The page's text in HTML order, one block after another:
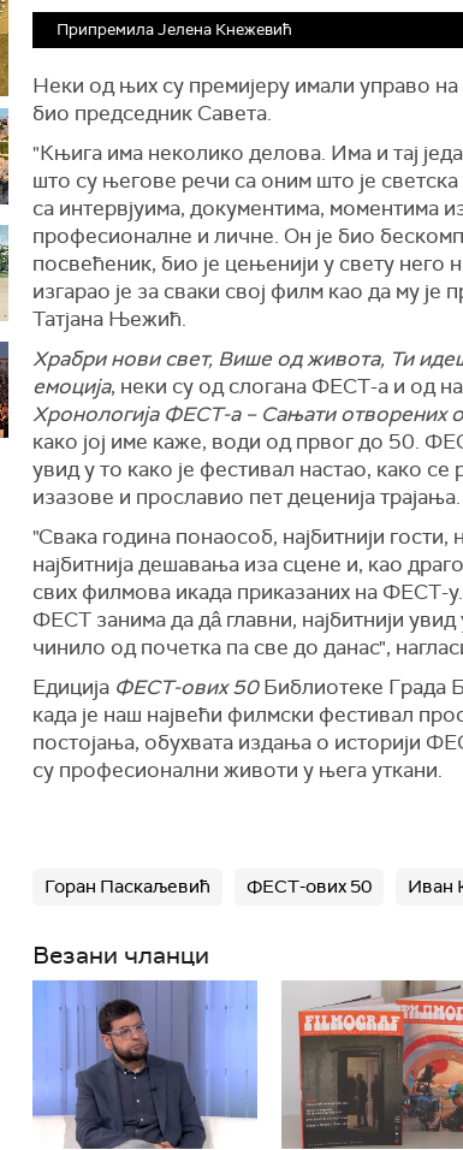
Припремила Јелена Кнежевић
Неки од њих су премијеру имали управо
био председник Савета.
"Књига има неколико делова. Има и тај
што су његове речи са оним што је
са интервјуима, документима, моментима
професионалне и личне. Он је био
посвећеник, био је цењенији у свету
изгарао је за сваки свој филм као да му је
Татјана Њежић.
Храбри нови свет, Више од живота, Ти
емоција, неки су од слогана ФЕСТ-а и од
Хронологија ФЕСТ-а – Сањати отворених
како јој име каже, води од првог до 50.
увид у то како је фестивал настао, како се
изазове и прославио пет деценија трајања.
"Свака година понаособ, најбитнији гости,
најбитнија дешавања иза сцене и, као
свих филмова икада приказаних на ФЕСТ-
ФЕСТ занима да дâ главни, најбитнији
чинило од почетка па све до данас",
Едиција ФЕСТ-ових 50Библиотеке Града
када је наш највећи филмски фестивал
постојања, обухвата издања о историји
су професионални животи у њега уткани.
Горан Паскаљевић ФЕСТ-ових 50 Иван
Везани чланци